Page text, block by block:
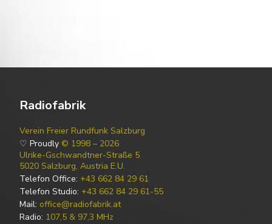
Radiofabrik
Verein Freier Rundfunk Salzburg
♡ Proudly © 1998 – 2026
Ulrike-Gschwandtner-Straße 5
5020 Salzburg, Austria E.U.
Telefon Office: +43 662 84 29 61
Telefon Studio: +43 662 84 29 61-55
Mail: office@radiofabrik.at
Radio: 107,5 & 97,3 MHz